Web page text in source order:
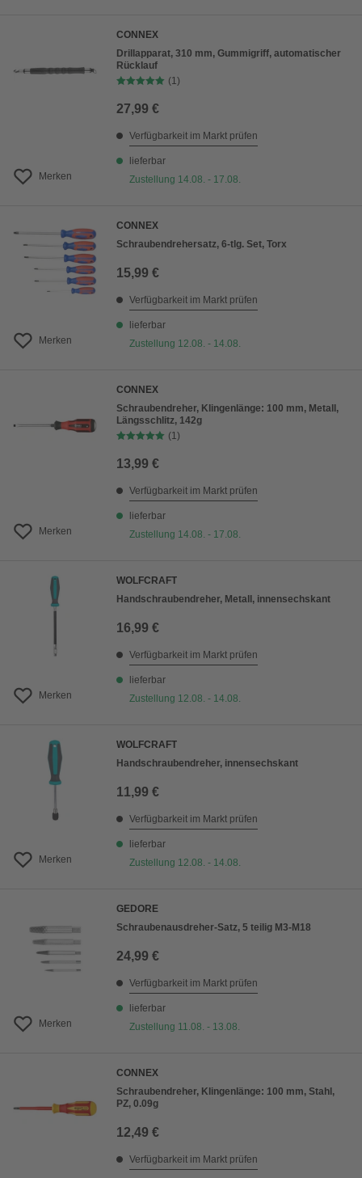
Merken
CONNEX
Drillapparat, 310 mm, Gummigriff, automatischer
Rücklauf
(1)
27,99 €
Verfügbarkeit im Markt prüfen
lieferbar
Zustellung 14.08. - 17.08.
Merken
CONNEX
Schraubendrehersatz, 6-tlg. Set, Torx
15,99 €
Verfügbarkeit im Markt prüfen
lieferbar
Zustellung 12.08. - 14.08.
Merken
CONNEX
Schraubendreher, Klingenlänge: 100 mm, Metall,
Längsschlitz, 142g
(1)
13,99 €
Verfügbarkeit im Markt prüfen
lieferbar
Zustellung 14.08. - 17.08.
Merken
WOLFCRAFT
Handschraubendreher, Metall, innensechskant
16,99 €
Verfügbarkeit im Markt prüfen
lieferbar
Zustellung 12.08. - 14.08.
Merken
WOLFCRAFT
Handschraubendreher, innensechskant
11,99 €
Verfügbarkeit im Markt prüfen
lieferbar
Zustellung 12.08. - 14.08.
Merken
GEDORE
Schraubenausdreher-Satz, 5 teilig M3-M18
24,99 €
Verfügbarkeit im Markt prüfen
lieferbar
Zustellung 11.08. - 13.08.
CONNEX
Schraubendreher, Klingenlänge: 100 mm, Stahl,
PZ, 0.09g
12,49 €
Verfügbarkeit im Markt prüfen